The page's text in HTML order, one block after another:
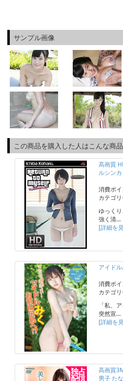
サンプル画像
この商品を購入した人はこんな商
高画質
ルシン
消費ポ
カテゴ
ゆっく
強く清…
[詳細を
アイド
消費ポ
カテゴ
「私、
突然宣…
[詳細を
高画質
男子 た